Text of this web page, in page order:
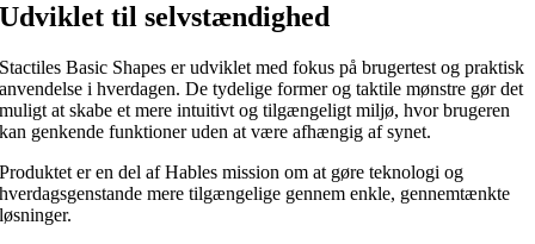
Udviklet til selvstændighed
Stactiles Basic Shapes er udviklet med fokus på brugertest og praktisk
anvendelse i hverdagen. De tydelige former og taktile mønstre gør det
muligt at skabe et mere intuitivt og tilgængeligt miljø, hvor brugeren
kan genkende funktioner uden at være afhængig af synet.
Produktet er en del af Hables mission om at gøre teknologi og
hverdagsgenstande mere tilgængelige gennem enkle, gennemtænkte
løsninger.